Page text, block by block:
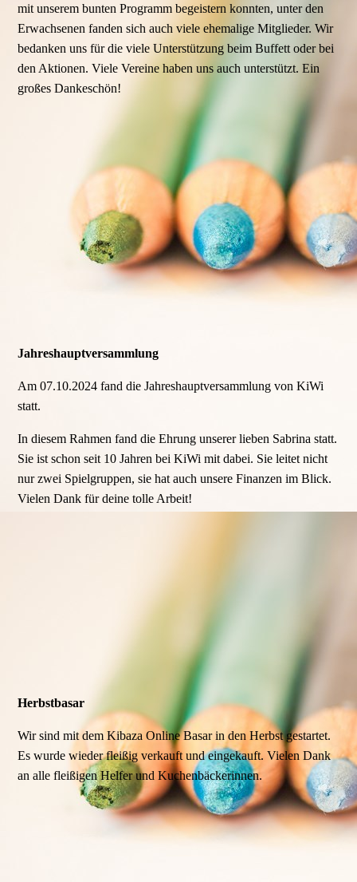
mit unserem bunten Programm begeistern konnten, unter den
Erwachsenen fanden sich auch viele ehemalige Mitglieder. Wir
bedanken uns für die viele Unterstützung beim Buffett oder bei
den Aktionen. Viele Vereine haben uns auch unterstützt. Ein
großes Dankeschön!
Jahreshauptversammlung
Am 07.10.2024 fand die Jahreshauptversammlung von KiWi
statt.
In diesem Rahmen fand die Ehrung unserer lieben Sabrina statt.
Sie ist schon seit 10 Jahren bei KiWi mit dabei. Sie leitet nicht
nur zwei Spielgruppen, sie hat auch unsere Finanzen im Blick.
Vielen Dank für deine tolle Arbeit!
Herbstbasar
Wir sind mit dem Kibaza Online Basar in den Herbst gestartet.
Es wurde wieder fleißig verkauft und eingekauft. Vielen Dank
an alle fleißigen Helfer und Kuchenbäckerinnen.